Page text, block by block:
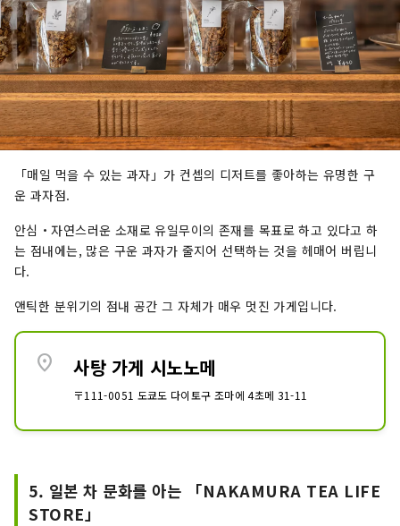
「매일 먹을 수 있는 과자」가 컨셉의 디저트를 좋아하는 유명한 구
운 과자점.
안심・자연스러운 소재로 유일무이의 존재를 목표로 하고 있다고 하
는 점내에는, 많은 구운 과자가 줄지어 선택하는 것을 헤매어 버립니
다.
앤틱한 분위기의 점내 공간 그 자체가 매우 멋진 가게입니다.
location_on 사탕 가게 시노노메
〒111-0051 도쿄도 다이토구 조마에 4초메 31-11
5. 일본 차 문화를 아는 「NAKAMURA TEA LIFE
STORE」